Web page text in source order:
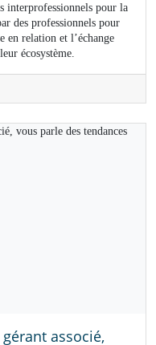
interprofessionnels pour la
des professionnels pour
en relation et l’échange
écosystème.
associé,